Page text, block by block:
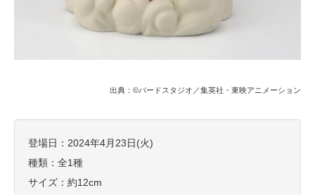
出典：©バードスタジオ／集英社・東映アニメーション
登場日：2024年4月23日(火)
種類：全1種
サイズ：約12cm